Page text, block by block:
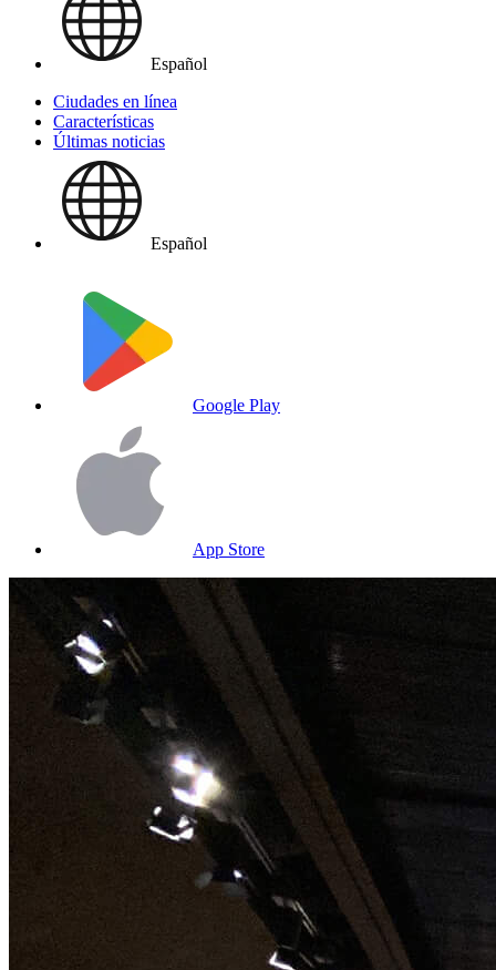
Español
Ciudades en línea
Características
Últimas noticias
Español
Google Play
App Store